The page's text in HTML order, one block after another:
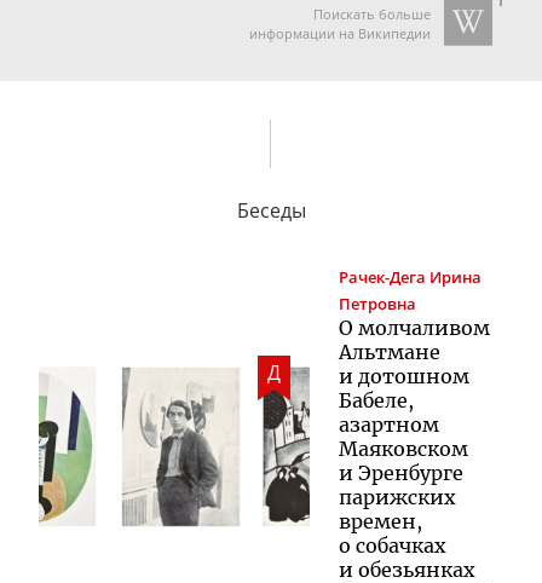
Поискать больше
информации на Википедии
Беседы
Д
Рачек-Дега Ирина
Петровна
О молчаливом
Альтмане
и дотошном
Бабеле,
азартном
Маяковском
и Эренбурге
парижских
времен,
о собачках
и обезьянках